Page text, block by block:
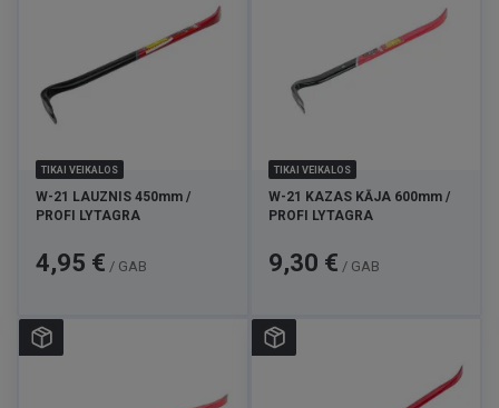
TIKAI VEIKALOS
W-21 LAUZNIS 450mm /
PROFI LYTAGRA
Cena
4,95 € / GAB
TIKAI VEIKALOS
W-21 KAZAS KĀJA 600mm /
PROFI LYTAGRA
Cena
9,30 € / GAB